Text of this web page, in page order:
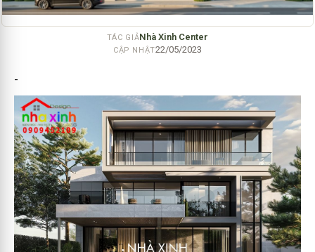
TÁC GIẢNhà Xinh Center
CẬP NHẬT22/05/2023
-